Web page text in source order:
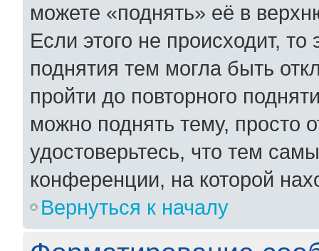
можете «поднять» её в
Если этого не происходит, то
поднятия тем могла быть
пройти до повторного
можно поднять тему, просто
удостоверьтесь, что тем
конференции, на которой
Вернуться к началу